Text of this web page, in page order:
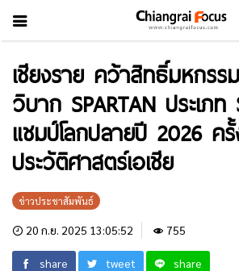
เชียงราย คว้าสิทธิ์มหกร
วิบาก SPARTAN ประเภท
แชมป์โลกปลายปี 2026 ครั้
ประวัติศาสตร์เอเชีย
ข่าวประชาสัมพันธ์
20 ก.ย. 2025 13:05:52 755
share tweet share